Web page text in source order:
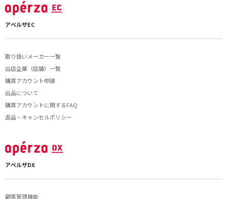
アペルザEC
取り扱いメーカー一覧
出店企業（店舗）一覧
購買アカウント申請
出品について
購買アカウントに関するFAQ
返品・キャンセルポリシー
アペルザDX
顧客管理機能